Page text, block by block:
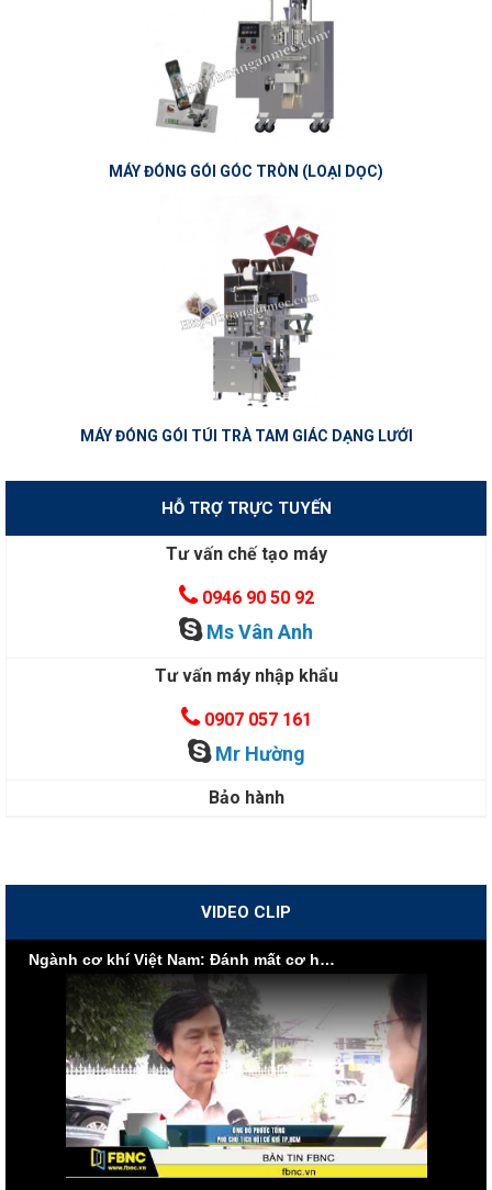
MÁY ĐÓNG GÓI GÓC TRÒN (LOẠI DỌC)
MÁY ĐÓNG GÓI TÚI TRÀ TAM GIÁC DẠNG LƯỚI
HỖ TRỢ TRỰC TUYẾN
Tư vấn chế tạo máy
0946 90 50 92
Ms Vân Anh
Tư vấn máy nhập khẩu
0907 057 161
Mr Hường
Bảo hành
VIDEO CLIP
Ngành cơ khí Việt Nam: Đánh mất cơ hội vì nội lực yếu